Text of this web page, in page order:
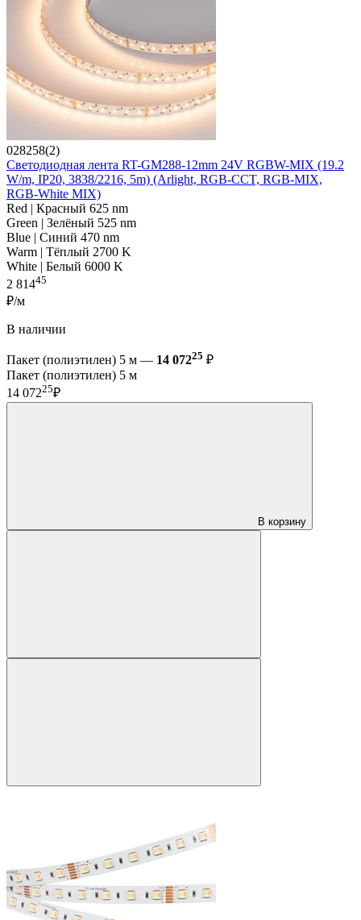
028258(2)
Светодиодная лента RT-GM288-12mm 24V RGBW-MIX (19.2
W/m, IP20, 3838/2216, 5m) (Arlight, RGB-CCT, RGB-MIX,
RGB-White MIX)
Red | Красный 625 nm
Green | Зелёный 525 nm
Blue | Синий 470 nm
Warm | Тёплый 2700 K
White | Белый 6000 K
2 81445
₽/м
В наличии
Пакет (полиэтилен) 5 м — 14 07225 ₽
Пакет (полиэтилен) 5 м
14 07225₽
В корзину